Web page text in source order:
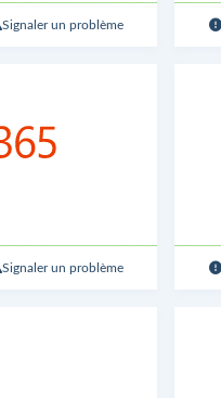
Signaler un problème
Signaler un problème